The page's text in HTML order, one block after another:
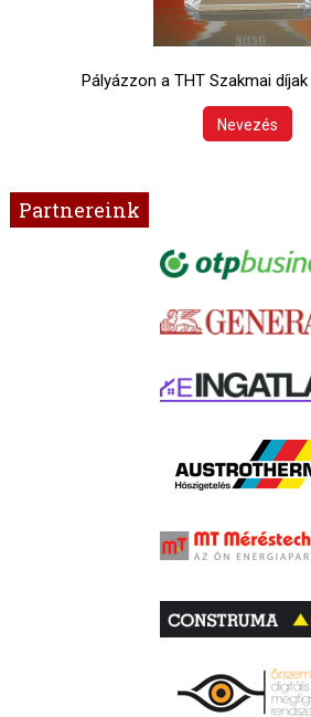
Pályázzon a THT Szakmai
Nevezés
Partnereink